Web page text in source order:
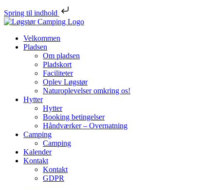
Spring til indhold
Fortsæt
indhold
Løgstør
Velkommen
Pladsen
Om pladsen
Pladskort
Faciliteter
Oplev Løgstør
Naturoplevelser omkring os!
Hytter
Hytter
Booking betingelser
Håndværker – Overnatning
Camping
Camping
Kalender
Kontakt
Kontakt
GDPR